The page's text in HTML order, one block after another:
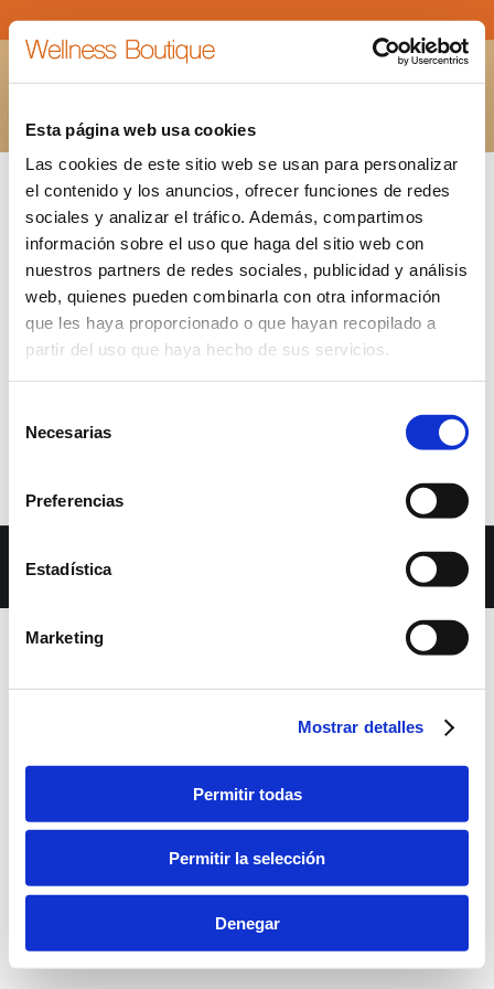
Esta página web usa cookies
Las cookies de este sitio web se usan para personalizar
el contenido y los anuncios, ofrecer funciones de redes
sociales y analizar el tráfico. Además, compartimos
información sobre el uso que haga del sitio web con
nuestros partners de redes sociales, publicidad y análisis
web, quienes pueden combinarla con otra información
que les haya proporcionado o que hayan recopilado a
partir del uso que haya hecho de sus servicios.
Necesarias
Preferencias
Estadística
Marketing
Mostrar detalles
Permitir todas
Permitir la selección
Denegar
BANNER-HYDRAFACIAL
premium WordPress themes